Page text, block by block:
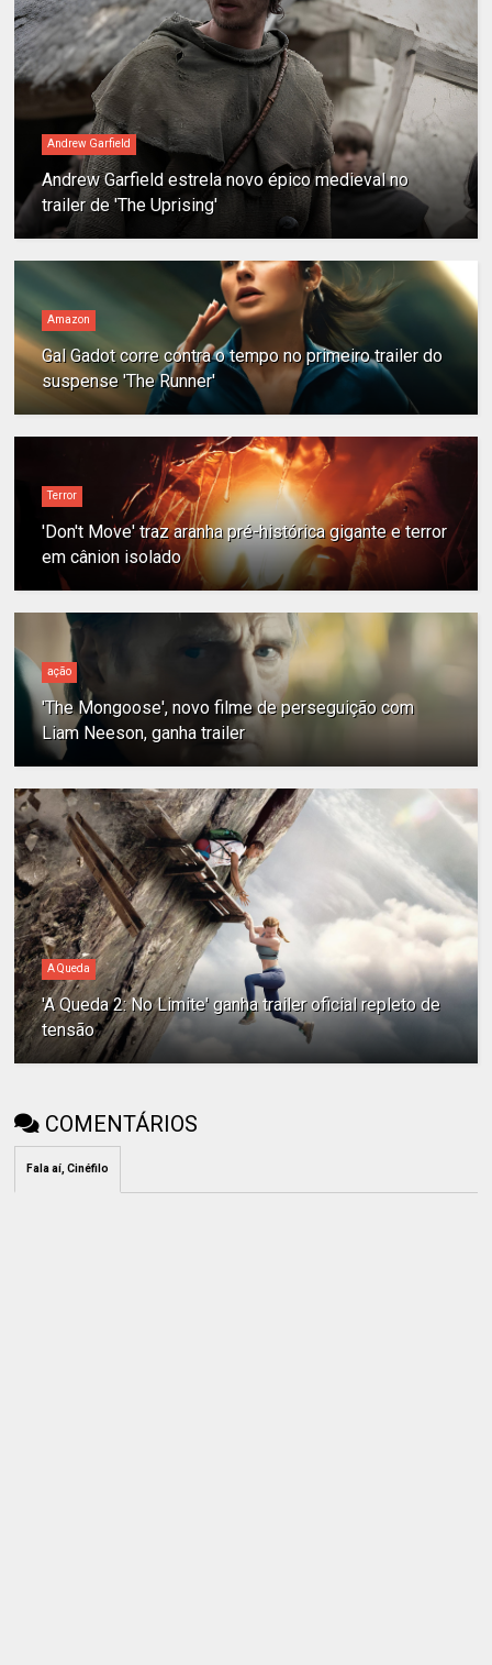
Andrew Garfield
Andrew Garfield estrela novo épico medieval no
trailer de 'The Uprising'
Amazon
Gal Gadot corre contra o tempo no primeiro trailer do
suspense 'The Runner'
Terror
'Don't Move' traz aranha pré-histórica gigante e terror
em cânion isolado
ação
'The Mongoose', novo filme de perseguição com
Liam Neeson, ganha trailer
A Queda
'A Queda 2: No Limite' ganha trailer oficial repleto de
tensão
COMENTÁRIOS
Fala aí, Cinéfilo